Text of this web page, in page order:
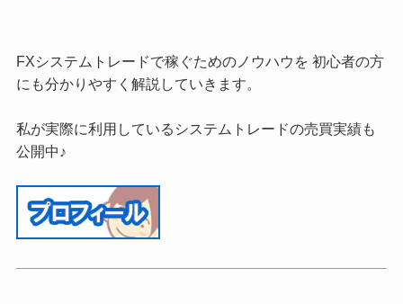
FXシステムトレードで稼ぐためのノウハウを 初心者の方
にも分かりやすく解説していきます。
私が実際に利用しているシステムトレードの売買実績も
公開中♪